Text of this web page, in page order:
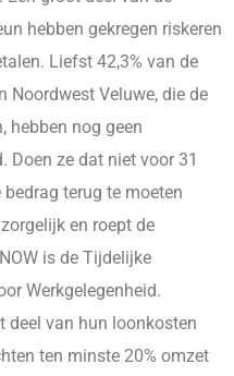
hebben gekregen riskeren
Liefst 42,3% van de
Noordwest Veluwe, die de
hebben nog geen
Doen ze dat niet voor 31
terug te moeten
en roept de
is de Tijdelijke
Werkgelegenheid.
deel van hun loonkosten
ten minste 20% omzet